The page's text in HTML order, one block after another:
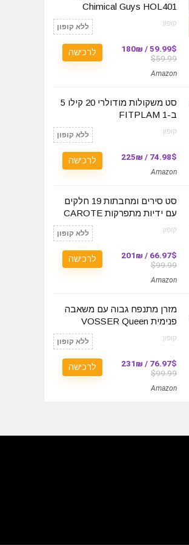
Chimical Guys HOL401
קופון: ללא קופון
59.99$ / 180₪
$59.99
Amazon
לרכישה
סט משקולות מודולרי 20 קילו 5
ב-1 FITPLAM
קופון: ללא קופון
74.98$ / 225₪
Amazon
לרכישה
סט סירים ומחבתות 19 חלקים
עם ידיות מתפרקות CAROTE
קופון: ללא קופון
66.97$ / 201₪
$99.99
Amazon
לרכישה
מזרן מתנפח גבוה עם משאבה
פנימית VOSSER Queen
קופון: ללא קופון
76.97$ / 231₪
$99.99
Amazon
לרכישה